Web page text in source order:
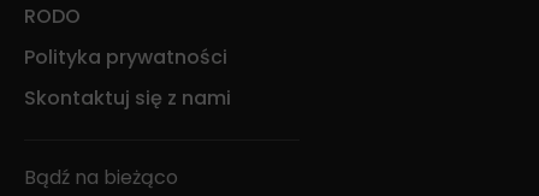
RODO
Polityka prywatności
Skontaktuj się z nami
Bądź na bieżąco